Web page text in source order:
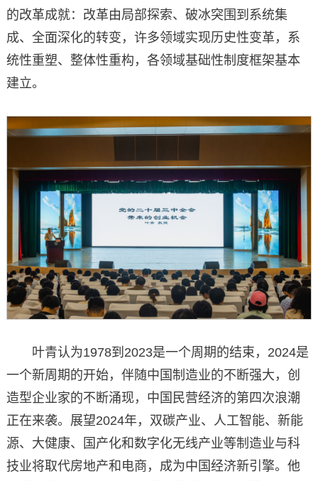
的改革成就：改革由局部探索、破冰突围到系统集
成、全面深化的转变，许多领域实现历史性变革，系
统性重塑、整体性重构，各领域基础性制度框架基本
建立。
叶青认为1978到2023是一个周期的结束，2024是
一个新周期的开始，伴随中国制造业的不断强大，创
造型企业家的不断涌现，中国民营经济的第四次浪潮
正在来袭。展望2024年，双碳产业、人工智能、新能
源、大健康、国产化和数字化无线产业等制造业与科
技业将取代房地产和电商，成为中国经济新引擎。他